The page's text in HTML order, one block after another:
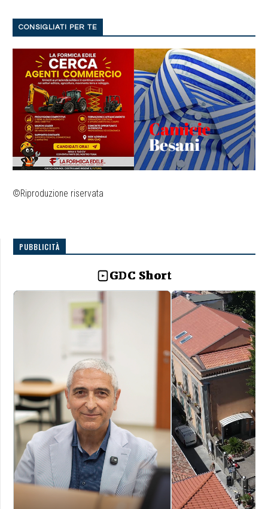
CONSIGLIATI PER TE
©Riproduzione riservata
PUBBLICITÀ
GDC Short